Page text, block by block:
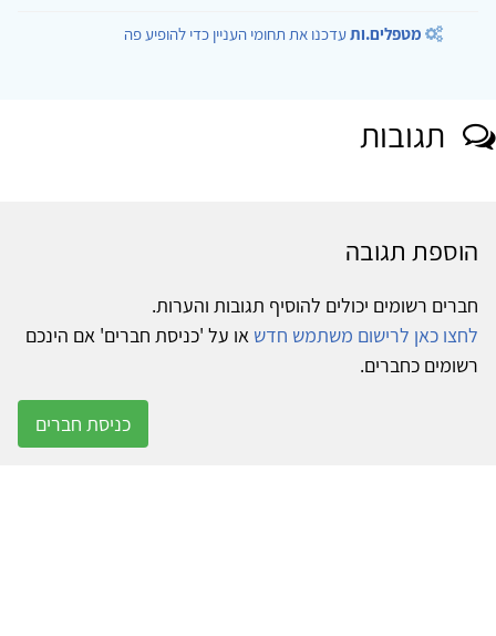
מטפלים.ותעדכנו את תחומי העניין כדי להופיע פה
תגובות
הוספת תגובה
חברים רשומים יכולים להוסיף תגובות והערות.
לחצו כאן לרישום משתמש חדש או על 'כניסת חברים' אם הינכם
רשומים כחברים.
כניסת חברים